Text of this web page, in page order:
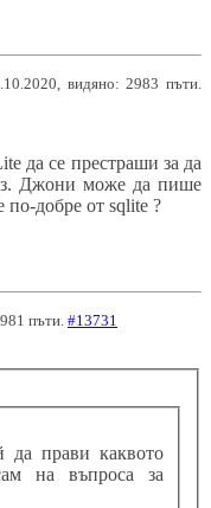
видяно: 2983 пъти.
да се престраши за да
Джони може да пише
добре от sqlite ?
пъти. #13731
прави каквото
на въпроса за